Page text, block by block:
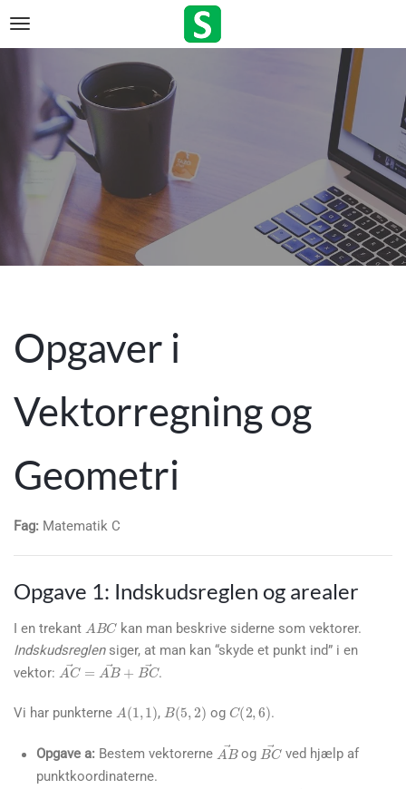
Opgaver i
Vektorregning og
Geometri
Fag: Matematik C
Opgave 1: Indskudsreglen og arealer
I en trekant A BCkan man beskrive siderne som vektorer.
Indskudsreglensiger, at man kan “skyde et punkt ind” i en
vektor: AC→=AB→+
.
Vi har punkterne A (1,1 )
,B(5,2 og C(2 ,6.
Opgave a: Bestem vektorerne AB→
ogBC→
ved hjælp af
punktkoordinaterne.